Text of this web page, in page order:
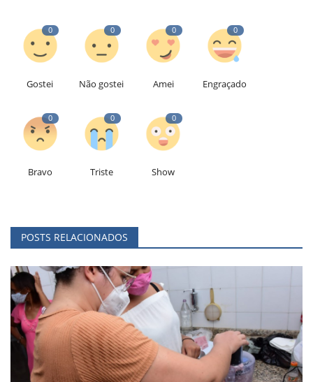
0
Gostei
0
Não gostei
0
Amei
0
Engraçado
0
Bravo
0
Triste
0
Show
POSTS RELACIONADOS